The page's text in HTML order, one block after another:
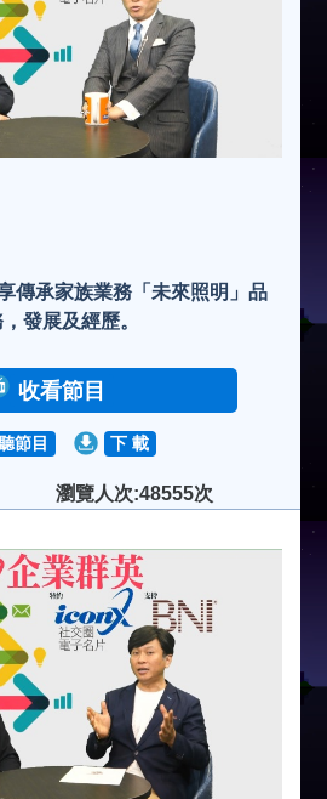
傳承家族業務「未來照明」品
發展及經歷。
收看節目
節目 下 載
瀏覽人次:48555次